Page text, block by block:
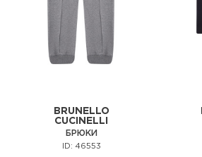
BRUNELLO
CUCINELLI
БРЮКИ
ID: 46553